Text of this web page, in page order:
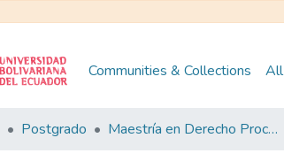
Communities & Collections
Postgrado Maestría en Derecho Procesal